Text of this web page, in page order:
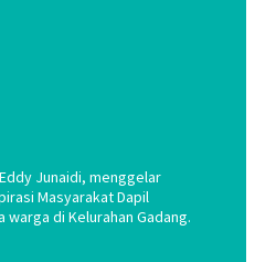
Junaidi, menggelar
Masyarakat Dapil
warga di Kelurahan Gadang.